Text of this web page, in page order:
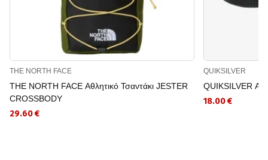
THE NORTH FACE
THE NORTH FACE Αθλητικό Τσαντάκι JESTER
CROSSBODY
29.60 €
QUIKSILVER
QUIKSILVER
18.00 €